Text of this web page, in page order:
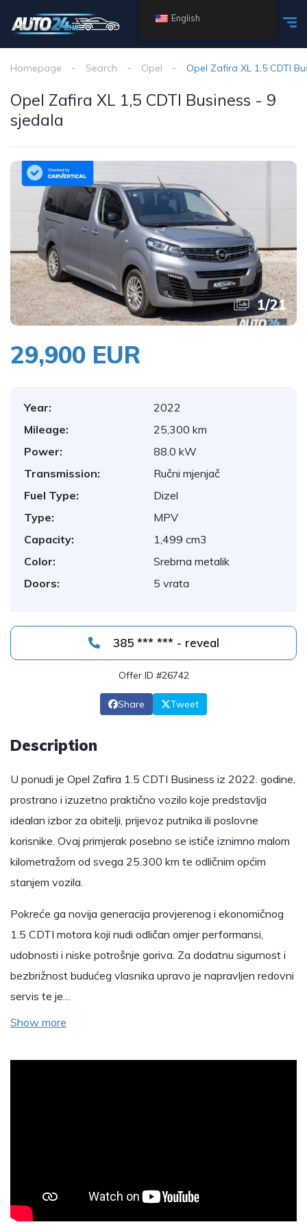
Homepage Search Opel Opel Zafira XL 1,5 CDTI
Opel Zafira XL 1,5 CDTI Business - 9
sjedala
1/21
29,900 EUR
Year:
2022
Mileage:
25,300 km
Power:
88.0 kW
Transmission:
Ručni mjenjač
Fuel Type:
Dizel
Type:
MPV
Capacity:
1,499 cm3
Color:
Srebrna metalik
Doors:
5 vrata
385 *** *** - reveal
Offer ID #26742
Share Tweet
Description
U ponudi je Opel Zafira 1.5 CDTI Business iz 2022. godine,
prostrano i izuzetno praktično vozilo koje predstavlja
idealan izbor za obitelji, prijevoz putnika ili poslovne
korisnike. Ovaj primjerak posebno se ističe iznimno malom
kilometražom od svega 25.300 km te odličnim općim
stanjem vozila.
Pokreće ga novija generacija provjerenog i ekonomičnog
1.5 CDTI motora koji nudi odličan omjer performansi,
udobnosti i niske potrošnje goriva. Za dodatnu sigurnost i
bezbrižnost budućeg vlasnika upravo je napravljen redovni
servis te je…
Show more
English